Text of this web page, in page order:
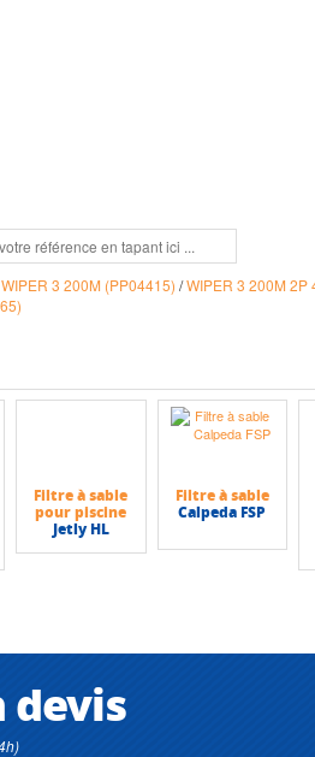
WIPER 3 200M (PP04415) /WIPER 3 200M 2P
Filtre à sable
pour piscine
Jetly HL
Filtre à sable
Calpeda FSP
devis